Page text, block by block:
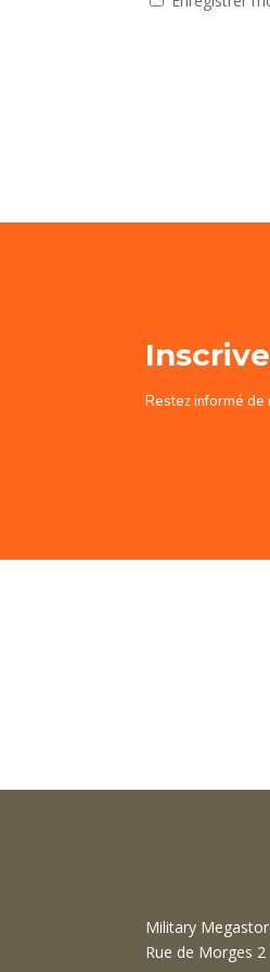
Restez informé
Military
Rue de Morges 2